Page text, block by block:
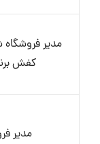
مدیر
کفش
مدیر